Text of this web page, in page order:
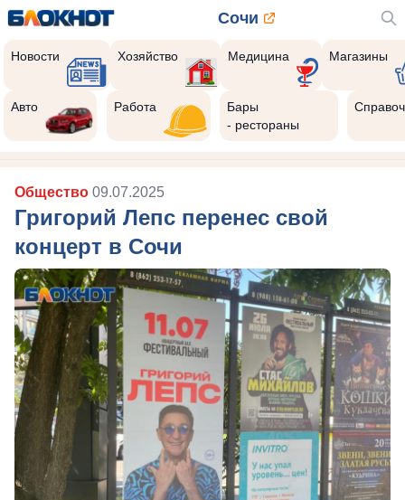
Сочи
Новости Хозяйство Медицина Магазины
Авто Работа
Бары
- рестораны
Общество 09.07.2025
Григорий Лепс перенес свой
концерт в Сочи